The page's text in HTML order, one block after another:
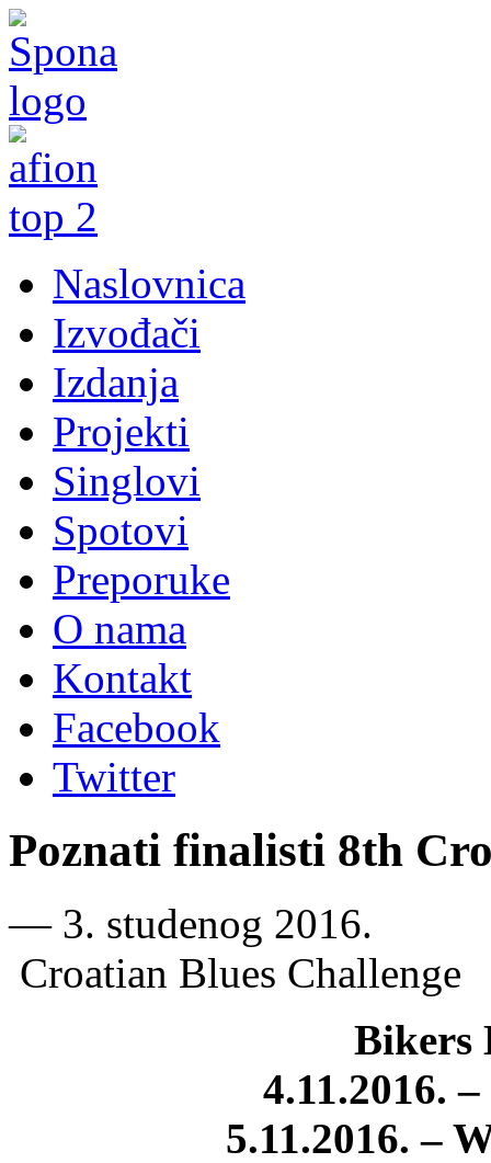
Naslovnica
Izvođači
Izdanja
Projekti
Singlovi
Spotovi
Preporuke
O nama
Kontakt
Facebook
Twitter
Poznati finalisti 8th
― 3. studenog 2016.
Croatian Blues Challenge
Bikers
4.11.2016.
5.11.2016. –